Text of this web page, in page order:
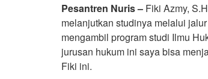
Pesantren Nuris – Fiki Azmy,
melanjutkan studinya melalui
mengambil program studi Ilmu
jurusan hukum ini saya bisa
Fiki ini.